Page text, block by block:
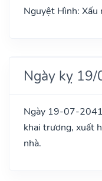
Nguyệt Hình: Xấu
Ngày kỵ
Ngày 19-07-
khai trương, xuất
nhà.